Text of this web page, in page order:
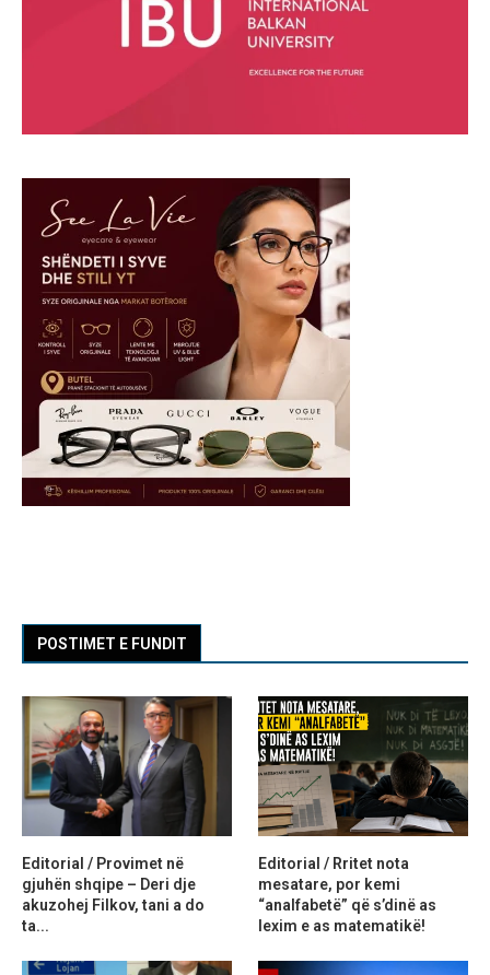
POSTIMET E FUNDIT
Editorial / Provimet në
gjuhën shqipe – Deri dje
akuzohej Filkov, tani a do
ta...
Editorial / Rritet nota
mesatare, por kemi
“analfabetë” që s’dinë as
lexim e as matematikë!